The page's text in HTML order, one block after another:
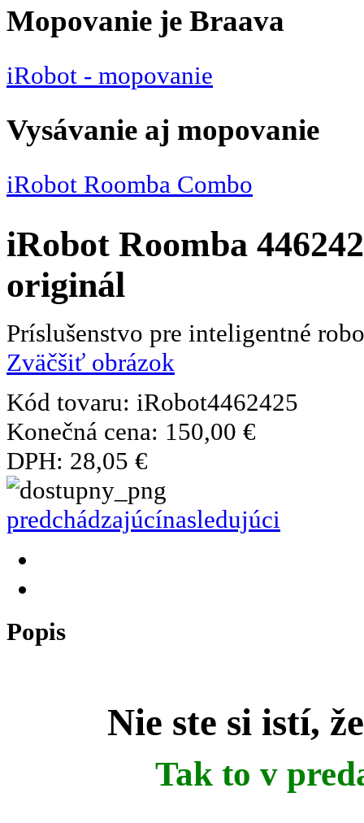
Mopovanie je Braava
iRobot - mopovanie
Vysávanie aj mopovanie
iRobot Roomba Combo
iRobot Roomba
originál
Príslušenstvo pre inteligentné
Zväčšiť obrázok
Kód tovaru: iRobot4462425
Konečná cena: 150,00 €
DPH: 28,05 €
predchádzajúcínasledujúci
Popis
Nie ste si istí,
Tak to v